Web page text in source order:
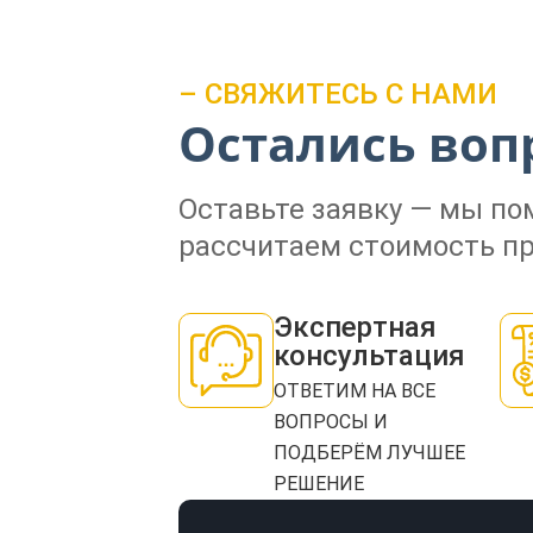
– СВЯЖИТЕСЬ С НАМИ
Остались
Оставьте заявку — мы
рассчитаем стоимость
Экспертная
консультация
ОТВЕТИМ НА ВСЕ
ВОПРОСЫ И
ПОДБЕРЁМ ЛУЧШЕЕ
РЕШЕНИЕ